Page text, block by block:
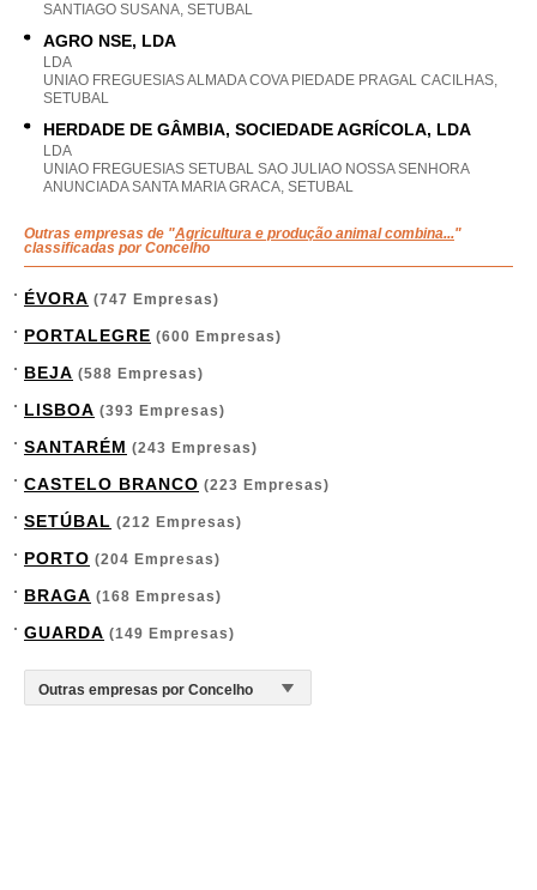
SANTIAGO SUSANA, SETUBAL
AGRO NSE, LDA
LDA
UNIAO FREGUESIAS ALMADA COVA PIEDADE PRAGAL CACILHAS,
SETUBAL
HERDADE DE GÂMBIA, SOCIEDADE AGRÍCOLA, LDA
LDA
UNIAO FREGUESIAS SETUBAL SAO JULIAO NOSSA SENHORA
ANUNCIADA SANTA MARIA GRACA, SETUBAL
Outras empresas de "Agricultura e produção animal combina..."
classificadas por Concelho
ÉVORA (747 Empresas)
PORTALEGRE (600 Empresas)
BEJA (588 Empresas)
LISBOA (393 Empresas)
SANTARÉM (243 Empresas)
CASTELO BRANCO (223 Empresas)
SETÚBAL (212 Empresas)
PORTO (204 Empresas)
BRAGA (168 Empresas)
GUARDA (149 Empresas)